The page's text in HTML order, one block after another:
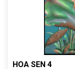
HOA SEN 4